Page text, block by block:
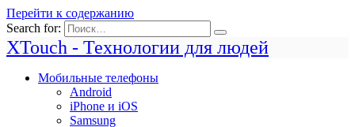
Перейти к содержанию
Search for:
XTouch - Технологии для людей
Мобильные телефоны
Android
iPhone и iOS
Samsung